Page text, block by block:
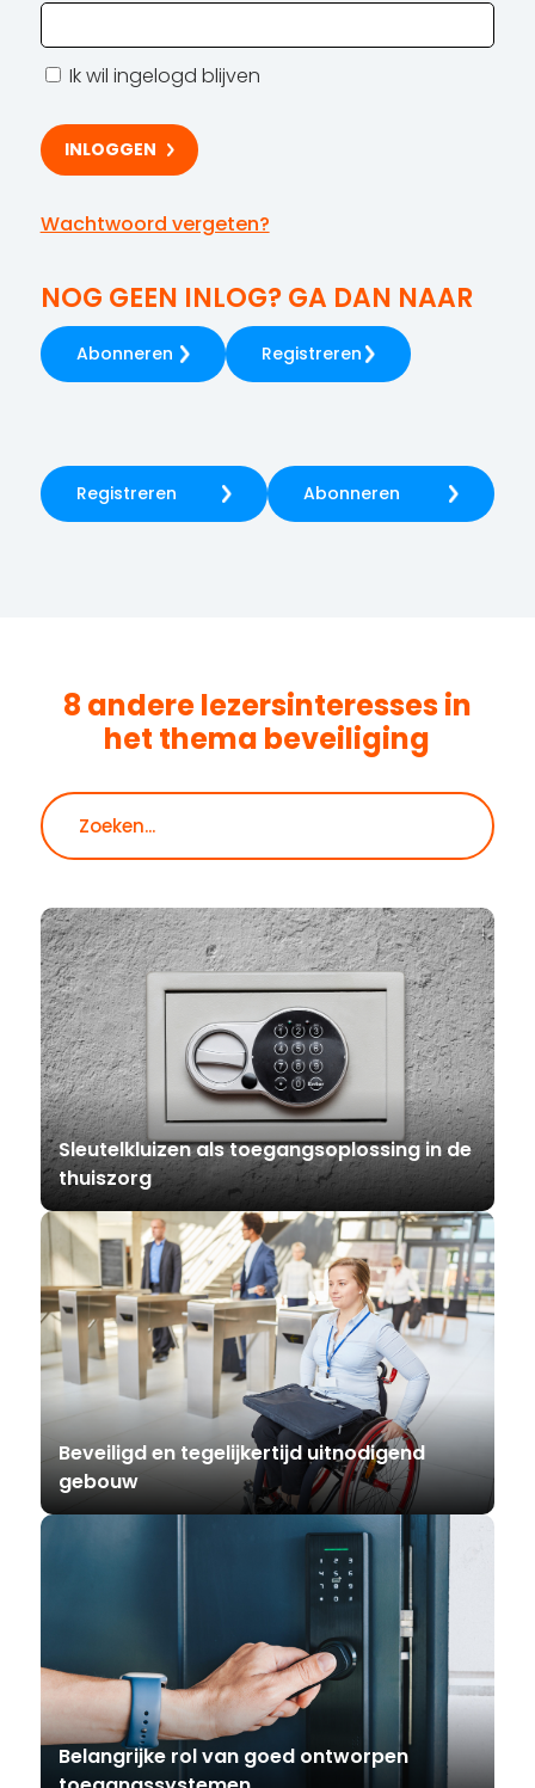
Ik wil ingelogd blijven
Wachtwoord vergeten?
NOG GEEN INLOG? GA DAN NAAR
Abonneren Registreren
Registreren Abonneren
8 andere lezersinteresses in
het thema beveiliging
Sleutelkluizen als toegangsoplossing in de
thuiszorg
Beveiligd en tegelijkertijd uitnodigend
gebouw
Belangrijke rol van goed ontworpen